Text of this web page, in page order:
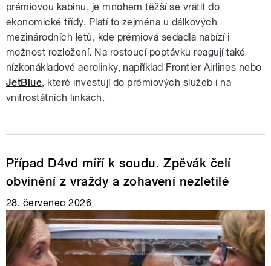
prémiovou kabinu, je mnohem těžší se vrátit do
ekonomické třídy. Platí to zejména u dálkových
mezinárodních letů, kde prémiová sedadla nabízí ​​i
možnost rozložení. Na rostoucí poptávku reagují také
nízkonákladové aerolinky, například Frontier Airlines nebo
JetBlue, které investují do prémiových služeb i na
vnitrostátních linkách.
Případ D4vd míří k soudu. Zpěvák čelí
obvinění z vraždy a zohavení nezletilé
28. červenec 2026